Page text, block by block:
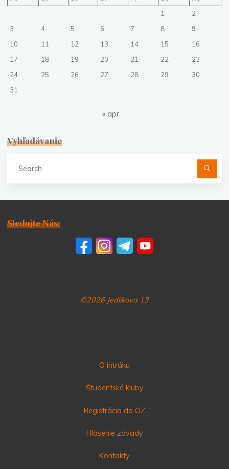
1
2
3
4 5 6 7 8
9
10
11 12 13 14 15
16
17
18 19 20 21 22
23
24
25 26 27 28 29
30
31
« apr
Vyhľadávanie
Sledujte Nás:
©2026 Jedlíkova 13
O intráku
Študentské kluby
Registrácia do OZ
Hlásenie závady
Kontakty